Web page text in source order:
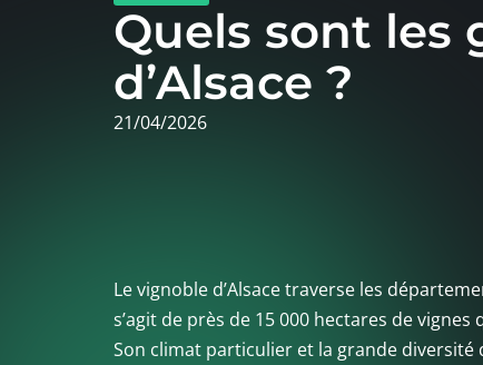
Quels sont les
d’Alsace ?
21/04/2026
Le vignoble d’Alsace traverse les
s’agit de près de 15 000 hectares de
Son climat particulier et la grande